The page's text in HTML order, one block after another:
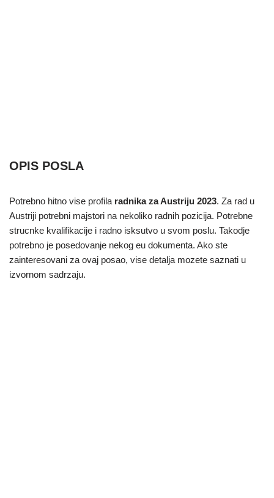
OPIS POSLA
Potrebno hitno vise profila radnika za Austriju 2023. Za rad u
Austriji potrebni majstori na nekoliko radnih pozicija. Potrebne
strucnke kvalifikacije i radno isksutvo u svom poslu. Takodje
potrebno je posedovanje nekog eu dokumenta. Ako ste
zainteresovani za ovaj posao, vise detalja mozete saznati u
izvornom sadrzaju.